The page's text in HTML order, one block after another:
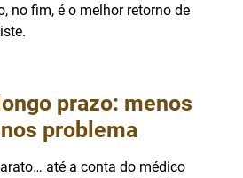
no fim, é o melhor retorno de
prazo: menos
problema
até a conta do médico